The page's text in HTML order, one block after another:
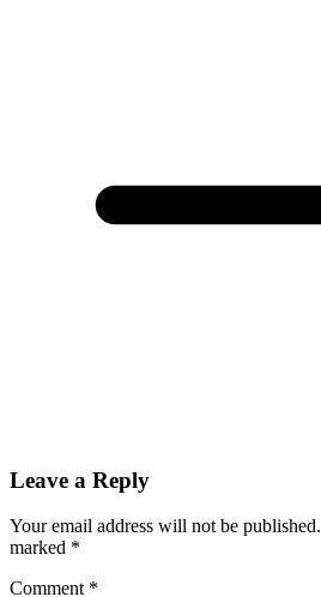
Leave a Reply
Your email address will not be published.
marked *
Comment *